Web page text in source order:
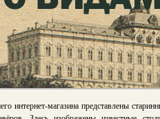
интернет-магазина представлены